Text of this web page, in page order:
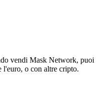
vendi Mask Network, puoi
l'euro, o con altre cripto.